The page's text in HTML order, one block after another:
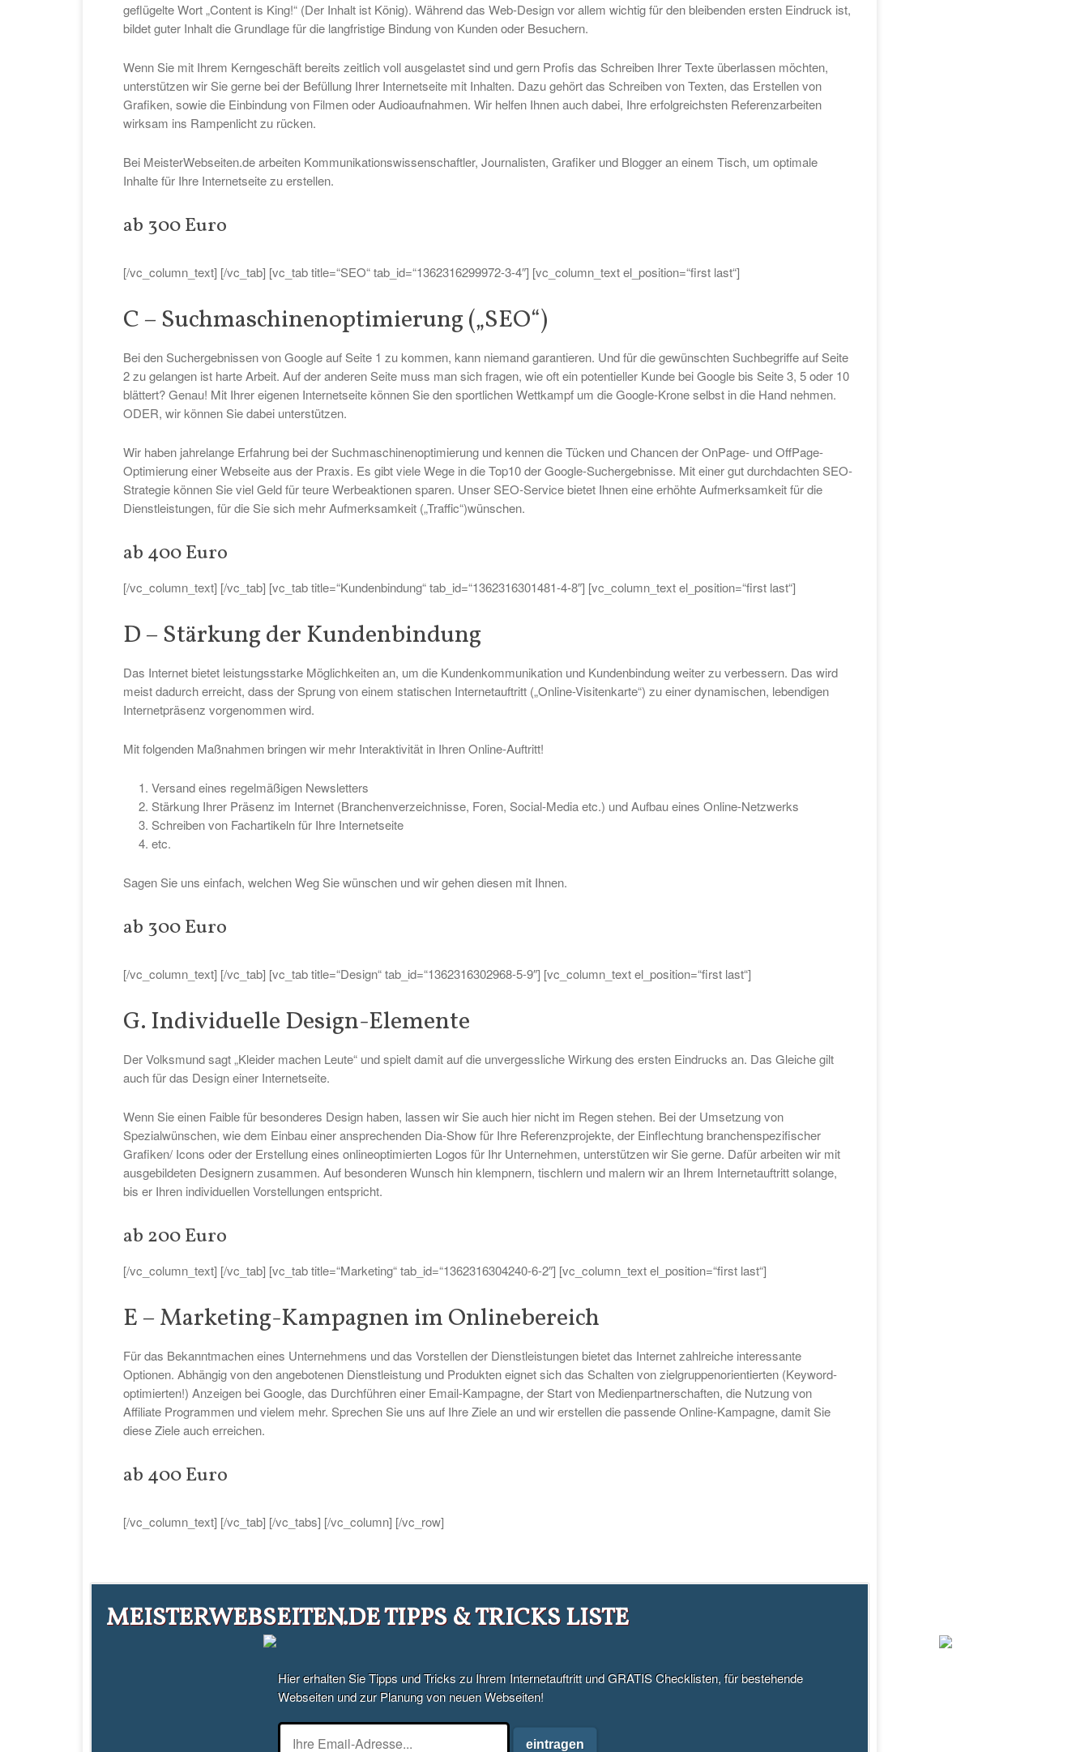
geflügelte Wort „Content is King!“ (Der Inhalt ist König). Während das Web-Design vor allem wichtig für den bleibenden ersten Eindruck ist,
bildet guter Inhalt die Grundlage für die langfristige Bindung von Kunden oder Besuchern.
Wenn Sie mit Ihrem Kerngeschäft bereits zeitlich voll ausgelastet sind und gern Profis das Schreiben Ihrer Texte überlassen möchten,
unterstützen wir Sie gerne bei der Befüllung Ihrer Internetseite mit Inhalten. Dazu gehört das Schreiben von Texten, das Erstellen von
Grafiken, sowie die Einbindung von Filmen oder Audioaufnahmen. Wir helfen Ihnen auch dabei, Ihre erfolgreichsten Referenzarbeiten
wirksam ins Rampenlicht zu rücken.
Bei MeisterWebseiten.de arbeiten Kommunikationswissenschaftler, Journalisten, Grafiker und Blogger an einem Tisch, um optimale
Inhalte für Ihre Internetseite zu erstellen.
ab 300 Euro
[/vc_column_text] [/vc_tab] [vc_tab title=“SEO“ tab_id=“1362316299972-3-4″] [vc_column_text el_position=“first last“]
C – Suchmaschinenoptimierung („SEO“)
Bei den Suchergebnissen von Google auf Seite 1 zu kommen, kann niemand garantieren. Und für die gewünschten Suchbegriffe auf Seite
2 zu gelangen ist harte Arbeit. Auf der anderen Seite muss man sich fragen, wie oft ein potentieller Kunde bei Google bis Seite 3, 5 oder 10
blättert? Genau! Mit Ihrer eigenen Internetseite können Sie den sportlichen Wettkampf um die Google-Krone selbst in die Hand nehmen.
ODER, wir können Sie dabei unterstützen.
Wir haben jahrelange Erfahrung bei der Suchmaschinenoptimierung und kennen die Tücken und Chancen der OnPage- und OffPage-
Optimierung einer Webseite aus der Praxis. Es gibt viele Wege in die Top10 der Google-Suchergebnisse. Mit einer gut durchdachten SEO-
Strategie können Sie viel Geld für teure Werbeaktionen sparen. Unser SEO-Service bietet Ihnen eine erhöhte Aufmerksamkeit für die
Dienstleistungen, für die Sie sich mehr Aufmerksamkeit („Traffic“)wünschen.
ab 400 Euro
[/vc_column_text] [/vc_tab] [vc_tab title=“Kundenbindung“ tab_id=“1362316301481-4-8″] [vc_column_text el_position=“first last“]
D – Stärkung der Kundenbindung
Das Internet bietet leistungsstarke Möglichkeiten an, um die Kundenkommunikation und Kundenbindung weiter zu verbessern. Das wird
meist dadurch erreicht, dass der Sprung von einem statischen Internetauftritt („Online-Visitenkarte“) zu einer dynamischen, lebendigen
Internetpräsenz vorgenommen wird.
Mit folgenden Maßnahmen bringen wir mehr Interaktivität in Ihren Online-Auftritt!
Versand eines regelmäßigen Newsletters
Stärkung Ihrer Präsenz im Internet (Branchenverzeichnisse, Foren, Social-Media etc.) und Aufbau eines Online-Netzwerks
Schreiben von Fachartikeln für Ihre Internetseite
etc.
Sagen Sie uns einfach, welchen Weg Sie wünschen und wir gehen diesen mit Ihnen.
ab 300 Euro
[/vc_column_text] [/vc_tab] [vc_tab title=“Design“ tab_id=“1362316302968-5-9″] [vc_column_text el_position=“first last“]
G. Individuelle Design-Elemente
Der Volksmund sagt „Kleider machen Leute“ und spielt damit auf die unvergessliche Wirkung des ersten Eindrucks an. Das Gleiche gilt
auch für das Design einer Internetseite.
Wenn Sie einen Faible für besonderes Design haben, lassen wir Sie auch hier nicht im Regen stehen. Bei der Umsetzung von
Spezialwünschen, wie dem Einbau einer ansprechenden Dia-Show für Ihre Referenzprojekte, der Einflechtung branchenspezifischer
Grafiken/ Icons oder der Erstellung eines onlineoptimierten Logos für Ihr Unternehmen, unterstützen wir Sie gerne. Dafür arbeiten wir mit
ausgebildeten Designern zusammen. Auf besonderen Wunsch hin klempnern, tischlern und malern wir an Ihrem Internetauftritt solange,
bis er Ihren individuellen Vorstellungen entspricht.
ab 200 Euro
[/vc_column_text] [/vc_tab] [vc_tab title=“Marketing“ tab_id=“1362316304240-6-2″] [vc_column_text el_position=“first last“]
E – Marketing-Kampagnen im Onlinebereich
Für das Bekanntmachen eines Unternehmens und das Vorstellen der Dienstleistungen bietet das Internet zahlreiche interessante
Optionen. Abhängig von den angebotenen Dienstleistung und Produkten eignet sich das Schalten von zielgruppenorientierten (Keyword-
optimierten!) Anzeigen bei Google, das Durchführen einer Email-Kampagne, der Start von Medienpartnerschaften, die Nutzung von
Affiliate Programmen und vielem mehr. Sprechen Sie uns auf Ihre Ziele an und wir erstellen die passende Online-Kampagne, damit Sie
diese Ziele auch erreichen.
ab 400 Euro
[/vc_column_text] [/vc_tab] [/vc_tabs] [/vc_column] [/vc_row]
MEISTERWEBSEITEN.DE TIPPS & TRICKS LISTE
Hier erhalten Sie Tipps und Tricks zu Ihrem Internetauftritt und GRATIS Checklisten, für bestehende
Webseiten und zur Planung von neuen Webseiten!